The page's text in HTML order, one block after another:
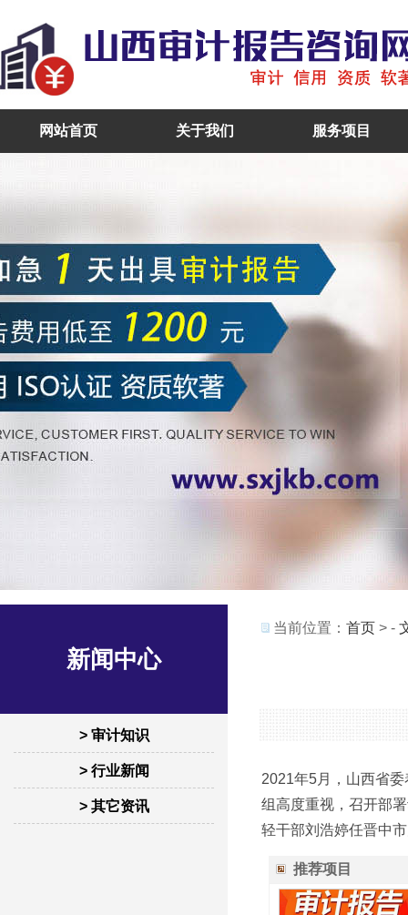
网站首页 关于我们 服务项目
新闻中心
> 审计知识
> 行业新闻
> 其它资讯
当前位置： 首页 > -
2021年5月，山西省
组高度重视，召开部
轻干部刘浩婷任晋中
推荐项目